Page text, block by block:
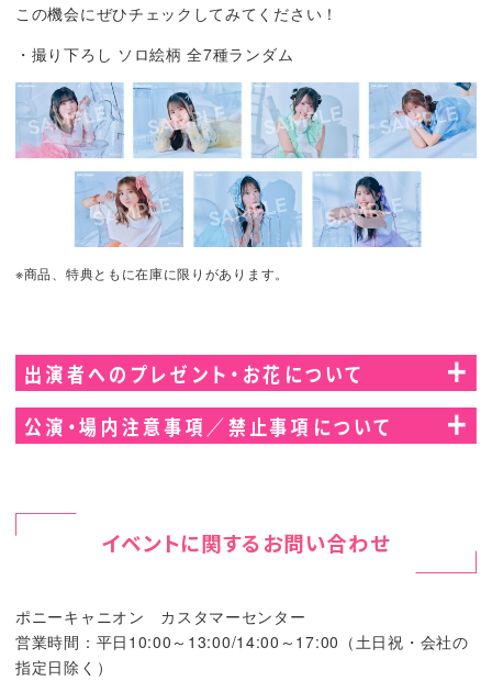
この機会にぜひチェックしてみてください！
・撮り下ろし ソロ絵柄 全7種ランダム
※商品、特典ともに在庫に限りがあります。
出演者へのプレゼント・お花について
出演者へのプレゼント、花束、フラワーアレンジメント
（籠花）につきましては大変恐縮ながら、主催者都合によ
フラワースタンドのみお受付させて頂きます。
フラワースタンドを手配される際は、以下の点を必ずお守
1.配達着日時指定
指定到着日時は、公演の当日午前中指定にて、生花店また
は宅配業者に必ずご指示ください。
公演・場内注意事項／禁止事項について
一引き換えされたチケットの不法販売・複製・偽造等が発覚さ
れた場合、そのチケットは無効となりご入場をお断りさせてい
いかなる事情であれ、ご購入・お引換後のチケットの変更や払
い戻しはできません。
館内禁煙です。ご了承ください。
イベントに関するお問い合わせ
ポニーキャニオン カスタマーセンター
営業時間：平日10:00～13:00/14:00～17:00（土日祝・会社の
指定日除く）